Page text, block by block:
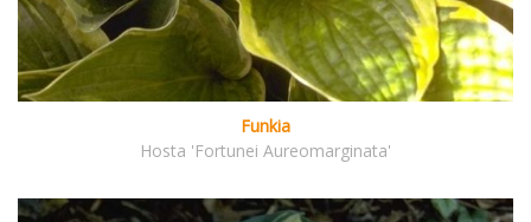
Funkia
Hosta 'Fortunei Aureomarginata'